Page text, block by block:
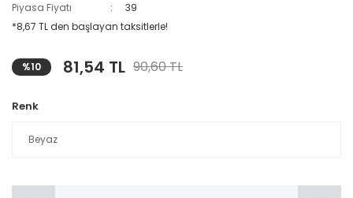
Piyasa Fiyatı
39
*8,67 TL den başlayan taksitlerle!
%10 81,54 TL 90,60 TL
Renk